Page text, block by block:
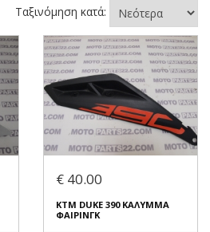
Ταξινόμηση κατά:
€ 40.00
KTM DUKE 390 ΚΑΛΥΜΜΑ
ΦΑΙΡΙΝΓΚ